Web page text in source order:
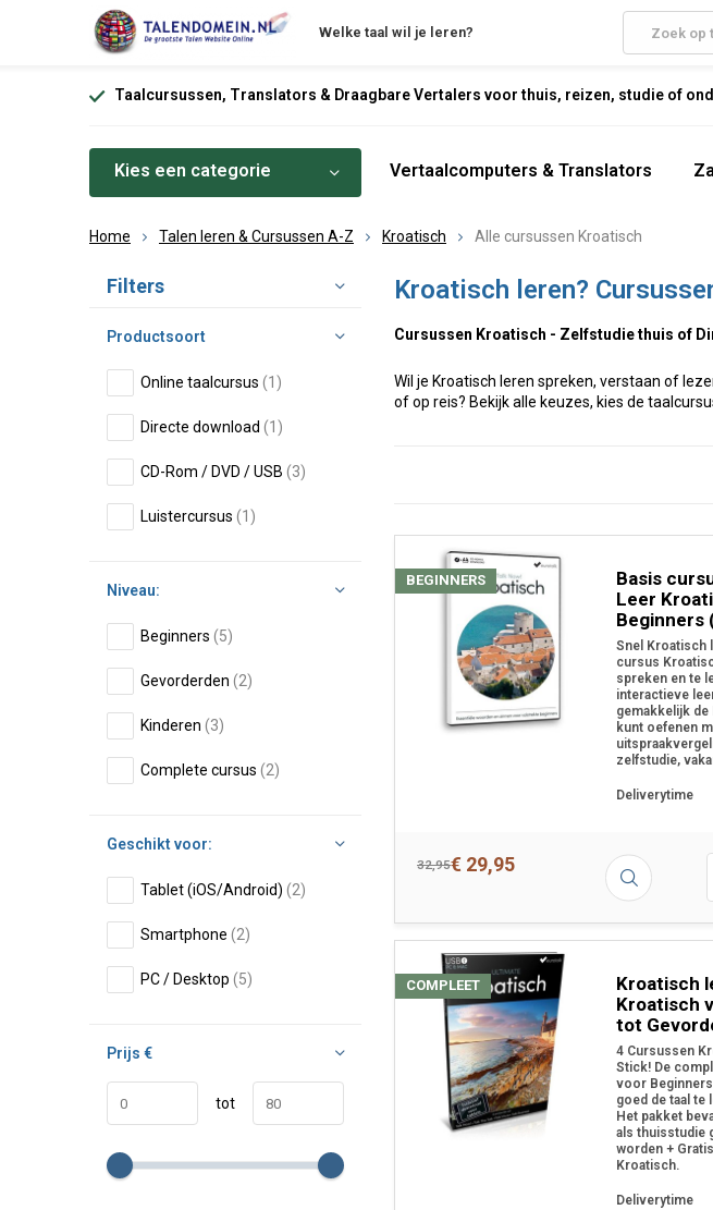
Welke taal wil je leren?
Taalcursussen, Translators & Draagbare Vertalers voor thuis, reizen, studie of
Kies een categorie Vertaalcomputers & Translators
Home Talen leren & Cursussen A-Z Kroatisch Alle cursussen Kroatisch
Kroatisch leren?
Cursussen Kroatisch - Zelfstudie thuis of
Wil je Kroatisch leren spreken, verstaan of
of op reis? Bekijk alle keuzes, kies de
Basis
Leer
Beginners
Snel Kroatisch
cursus
spreken en te
interactieve
gemakkelijk de
kunt oefenen
zelfstudie,
Deliverytime
BEGINNERS
32,95€ 29,95
Kroatisch
Kroatisch
tot
4 Cursussen
Stick! De
voor
goed de taal te
Het pakket
als thuisstudie
worden +
Kroatisch.
Deliverytime
COMPLEET
Sorteren op:
Filters
Productsoort
Online taalcursus (1)
Directe download (1)
CD-Rom / DVD / USB (3)
Luistercursus (1)
Niveau:
Beginners (5)
Gevorderden (2)
Kinderen (3)
Complete cursus (2)
Geschikt voor:
Tablet (iOS/Android) (2)
Smartphone (2)
PC / Desktop (5)
Prijs €
tot